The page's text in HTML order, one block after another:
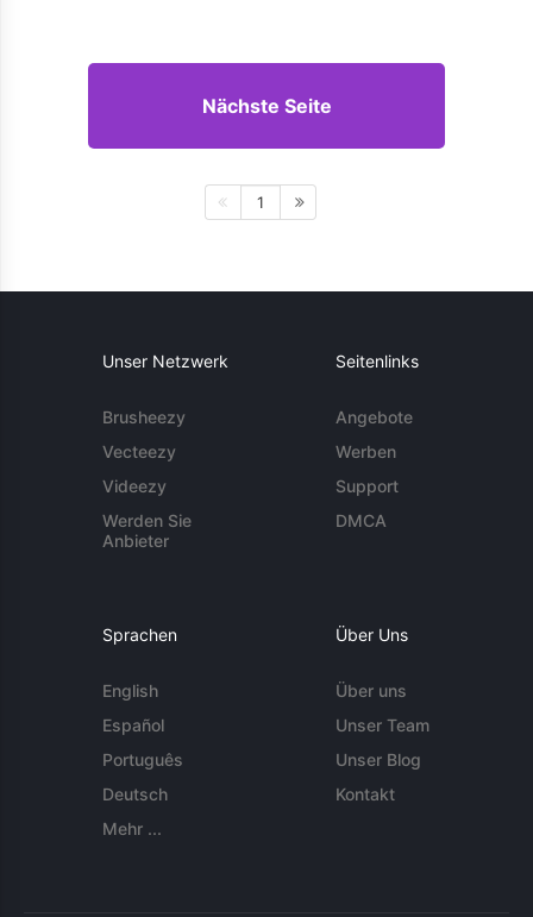
Nächste Seite
1
Unser Netzwerk
Brusheezy
Vecteezy
Videezy
Werden Sie
Anbieter
Seitenlinks
Angebote
Werben
Support
DMCA
Sprachen
English
Español
Português
Deutsch
Mehr ...
Über Uns
Über uns
Unser Team
Unser Blog
Kontakt